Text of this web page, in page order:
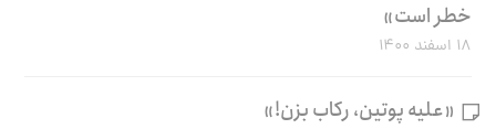
خطر است»
۱۸ اسفند ۱۴۰۰
«علیه پوتین، رکاب بزن!»